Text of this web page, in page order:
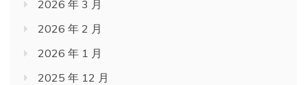
2026 年 3 月
2026 年 2 月
2026 年 1 月
2025 年 12 月